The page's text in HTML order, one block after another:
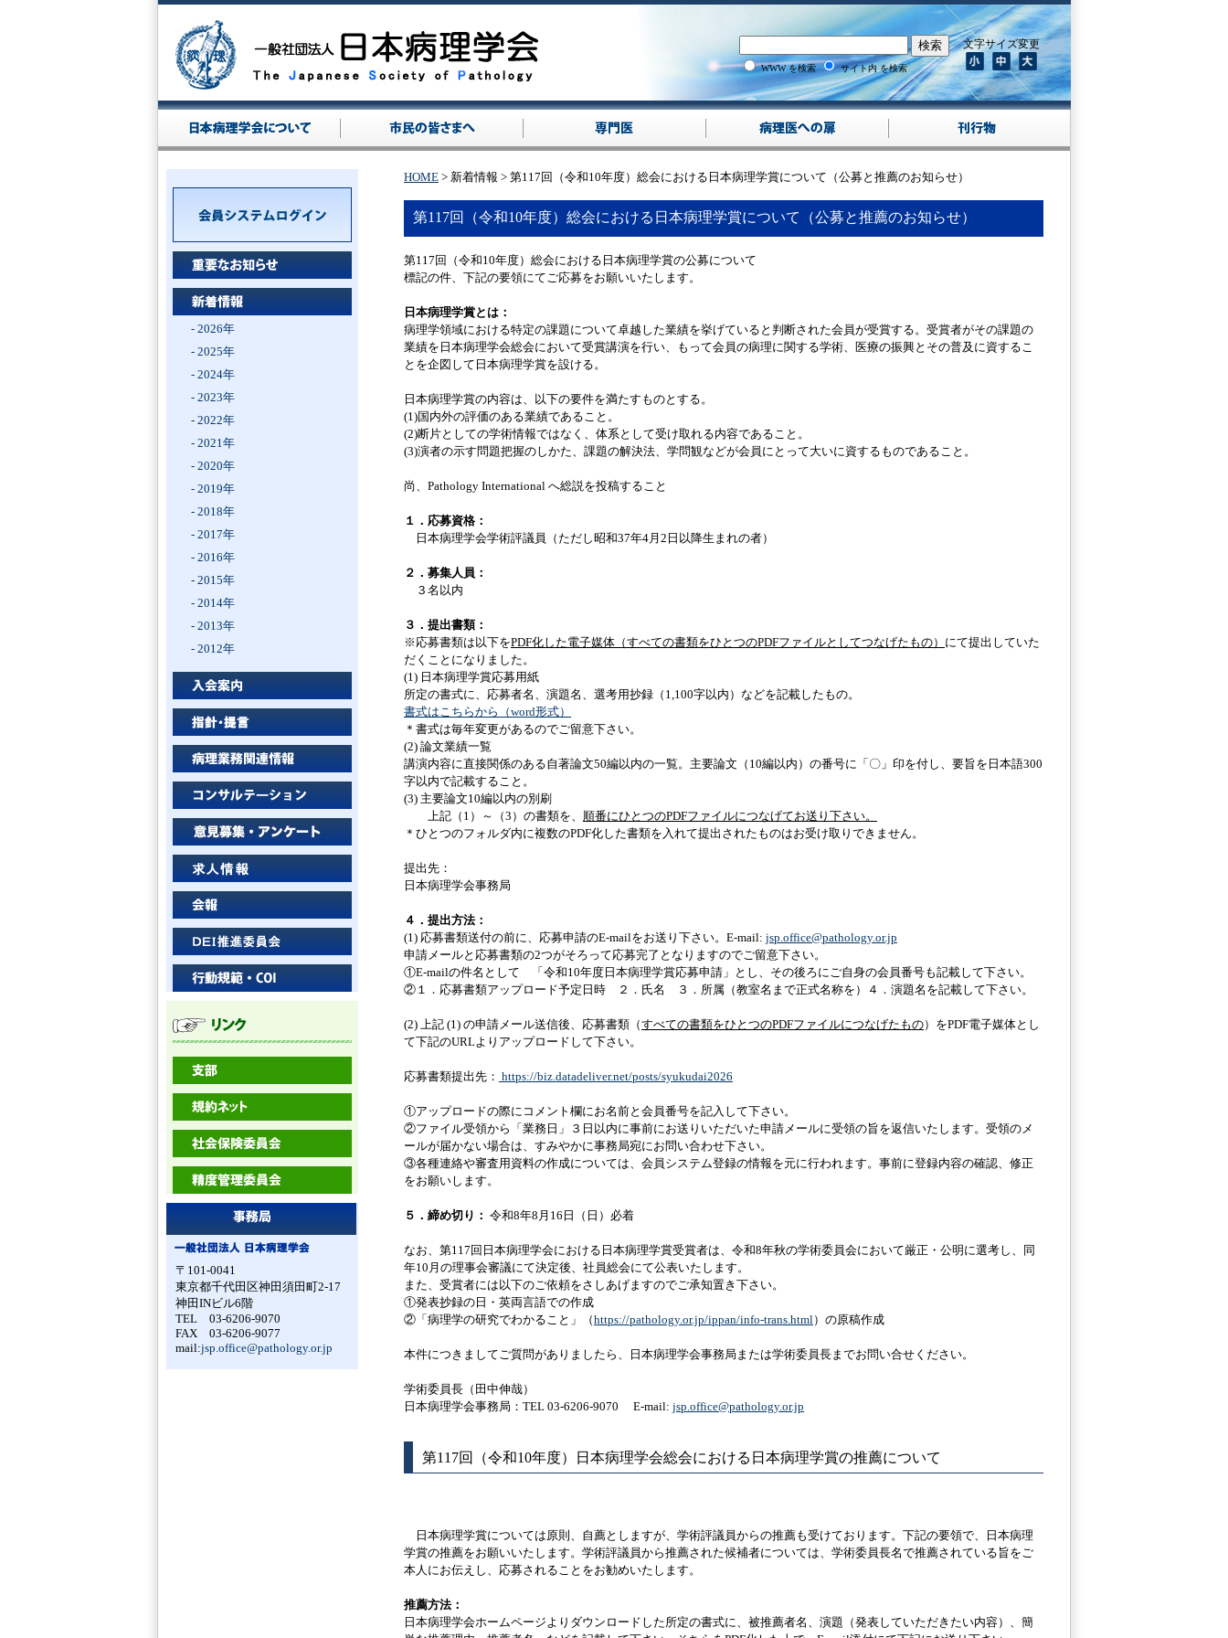
WWW を検索 サイト内 を検索
文字サイズ変更
- 2026年
- 2025年
- 2024年
- 2023年
- 2022年
- 2021年
- 2020年
- 2019年
- 2018年
- 2017年
- 2016年
- 2015年
- 2014年
- 2013年
- 2012年
〒101-0041
東京都千代田区神田須田町2-17
神田INビル6階
TEL 03-6206-9070
FAX 03-6206-9077
mail:jsp.office@pathology.or.jp
HOME > 新着情報 > 第117回（令和10年度）総会における日本病理学賞について（公募と推薦のお知らせ）
第117回（令和10年度）総会における日本病理学賞について（公募と推薦のお知らせ）
第117回（令和10年度）総会における日本病理学賞の公募について
標記の件、下記の要領にてご応募をお願いいたします。
日本病理学賞とは：
病理学領域における特定の課題について卓越した業績を挙げていると判断された会員が受賞する。受賞者がその課題の
業績を日本病理学会総会において受賞講演を行い、もって会員の病理に関する学術、医療の振興とその普及に資するこ
とを企図して日本病理学賞を設ける。
日本病理学賞の内容は、以下の要件を満たすものとする。
(1)国内外の評価のある業績であること。
(2)断片としての学術情報ではなく、体系として受け取れる内容であること。
(3)演者の示す問題把握のしかた、課題の解決法、学問観などが会員にとって大いに資するものであること。
尚、Pathology International へ総説を投稿すること
１．応募資格：
日本病理学会学術評議員（ただし昭和37年4月2日以降生まれの者）
２．募集人員：
３名以内
３．提出書類：
※応募書類は以下をPDF化した電子媒体（すべての書類をひとつのPDFファイルとしてつなげたもの） にて提出していた
だくことになりました。
(1) 日本病理学賞応募用紙
所定の書式に、応募者名、演題名、選考用抄録（1,100字以内）などを記載したもの。
書式はこちらから（word形式）
＊書式は毎年変更があるのでご留意下さい。
(2) 論文業績一覧
講演内容に直接関係のある自著論文50編以内の一覧。主要論文（10編以内）の番号に「〇」印を付し、要旨を日本語300
字以内で記載すること。
(3) 主要論文10編以内の別刷
上記（1）～（3）の書類を、 順番にひとつのPDFファイルにつなげてお送り下さい。
＊ひとつのフォルダ内に複数のPDF化した書類を入れて提出されたものはお受け取りできません。
提出先：
日本病理学会事務局
４．提出方法：
(1) 応募書類送付の前に、応募申請のE-mailをお送り下さい。E-mail: jsp.office@pathology.or.jp
申請メールと応募書類の2つがそろって応募完了となりますのでご留意下さい。
①E-mailの件名として 「令和10年度日本病理学賞応募申請」とし、その後ろにご自身の会員番号も記載して下さい。
②１．応募書類アップロード予定日時 ２．氏名 ３．所属（教室名まで正式名称を）４．演題名を記載して下さい。
(2) 上記 (1) の申請メール送信後、応募書類（すべての書類をひとつのPDFファイルにつなげたもの）をPDF電子媒体とし
て下記のURLよりアップロードして下さい。
応募書類提出先： https://biz.datadeliver.net/posts/syukudai2026
①アップロードの際にコメント欄にお名前と会員番号を記入して下さい。
②ファイル受領から「業務日」３日以内に事前にお送りいただいた申請メールに受領の旨を返信いたします。受領のメ
ールが届かない場合は、すみやかに事務局宛にお問い合わせ下さい。
③各種連絡や審査用資料の作成については、会員システム登録の情報を元に行われます。事前に登録内容の確認、修正
をお願いします。
５．締め切り： 令和8年8月16日（日）必着
なお、第117回日本病理学会における日本病理学賞受賞者は、令和8年秋の学術委員会において厳正・公明に選考し、同
年10月の理事会審議にて決定後、社員総会にて公表いたします。
また、受賞者には以下のご依頼をさしあげますのでご承知置き下さい。
①発表抄録の日・英両言語での作成
②「病理学の研究でわかること」（https://pathology.or.jp/ippan/info-trans.html）の原稿作成
本件につきましてご質問がありましたら、日本病理学会事務局または学術委員長までお問い合せください。
学術委員長（田中伸哉）
日本病理学会事務局：TEL 03-6206-9070 E-mail: jsp.office@pathology.or.jp
第117回（令和10年度）日本病理学会総会における日本病理学賞の推薦について
日本病理学賞については原則、自薦としますが、学術評議員からの推薦も受けております。下記の要領で、日本病理
学賞の推薦をお願いいたします。学術評議員から推薦された候補者については、学術委員長名で推薦されている旨をご
本人にお伝えし、応募されることをお勧めいたします。
推薦方法：
日本病理学会ホームページよりダウンロードした所定の書式に、被推薦者名、演題（発表していただきたい内容）、簡